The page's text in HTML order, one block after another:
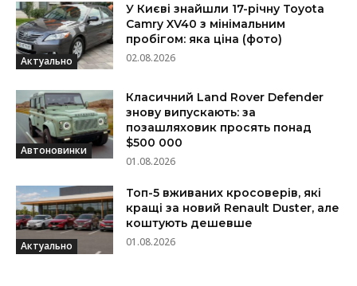
Актуально
У Києві знайшли 17-річну Toyota
Camry XV40 з мінімальним
пробігом: яка ціна (фото)
02.08.2026
Автоновинки
Класичний Land Rover Defender
знову випускають: за
позашляховик просять понад
$500 000
01.08.2026
Актуально
Топ-5 вживаних кросоверів, які
кращі за новий Renault Duster, але
коштують дешевше
01.08.2026